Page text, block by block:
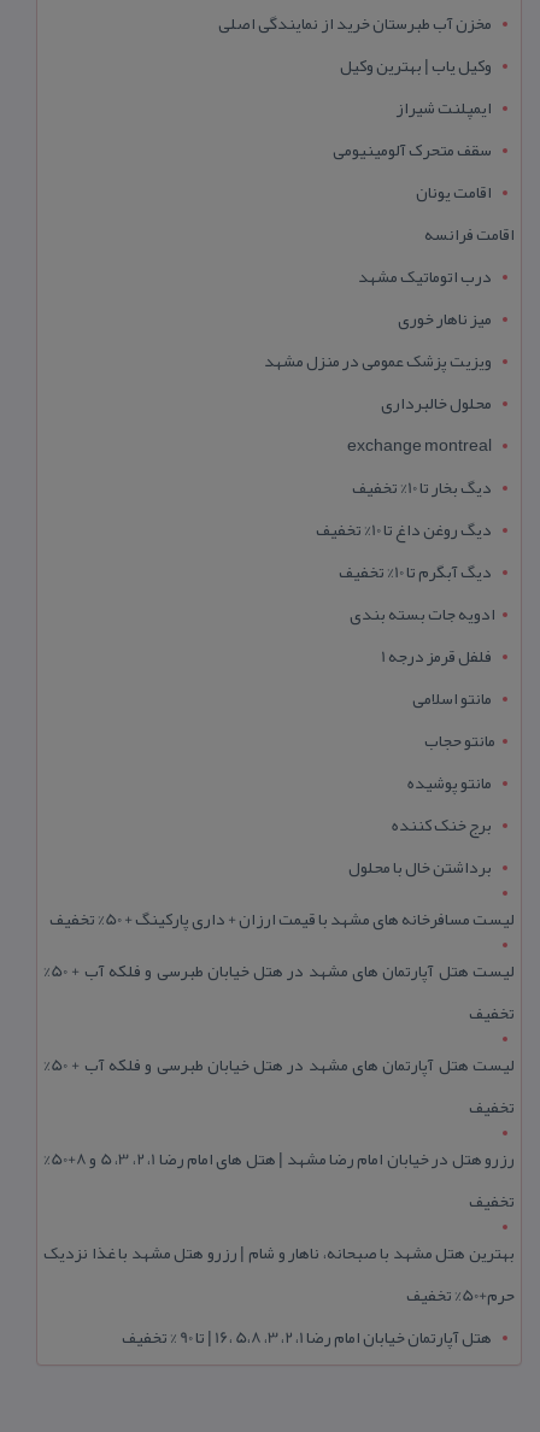
مخزن آب طبرستان خرید از نمایندگی اصلی
وکیل یاب | بهترین وکیل
ایمپلنت شیراز
سقف متحرک آلومینیومی
اقامت یونان
اقامت فرانسه
درب اتوماتیک مشهد
میز ناهار خوری
ویزیت پزشک عمومی در منزل مشهد
محلول خالبرداری
exchange montreal
دیگ بخار تا 10% تخفیف
دیگ روغن داغ تا 10% تخفیف
دیگ آبگرم تا 10% تخفیف
ادویه جات بسته بندی
فلفل قرمز درجه 1
مانتو اسلامی
مانتو حجاب
مانتو پوشیده
برج خنک کننده
برداشتن خال با محلول
لیست مسافرخانه های مشهد با قیمت ارزان + داری پارکینگ + 50% تخفیف
لیست هتل آپارتمان های مشهد در هتل خیابان طبرسی و فلکه آب + 50%
تخفیف
لیست هتل آپارتمان های مشهد در هتل خیابان طبرسی و فلکه آب + 50%
تخفیف
رزرو هتل در خیابان امام رضا مشهد | هتل‌ های امام رضا 1، 2، 3، 5 و 8+50%
تخفیف
بهترین هتل مشهد با صبحانه، ناهار و شام | رزرو هتل مشهد با غذا نزدیک
حرم+50% تخفیف
هتل آپارتمان خیابان امام رضا 1، 2، 3، 5،8 ،16 | تا 90 % تخفیف